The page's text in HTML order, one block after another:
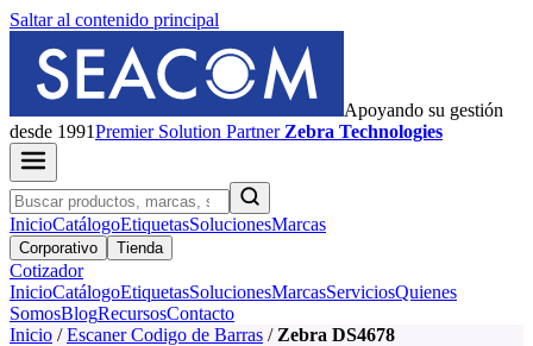
Saltar al contenido principal
Apoyando su gestión
desde 1991PremierSolution Partner Zebra Technologies
InicioCatálogoEtiquetasSolucionesMarcas
Corporativo Tienda
Cotizador
InicioCatálogoEtiquetasSolucionesMarcasServiciosQuienes
SomosBlogRecursosContacto
Inicio / Escaner Codigo de Barras / Zebra DS4678